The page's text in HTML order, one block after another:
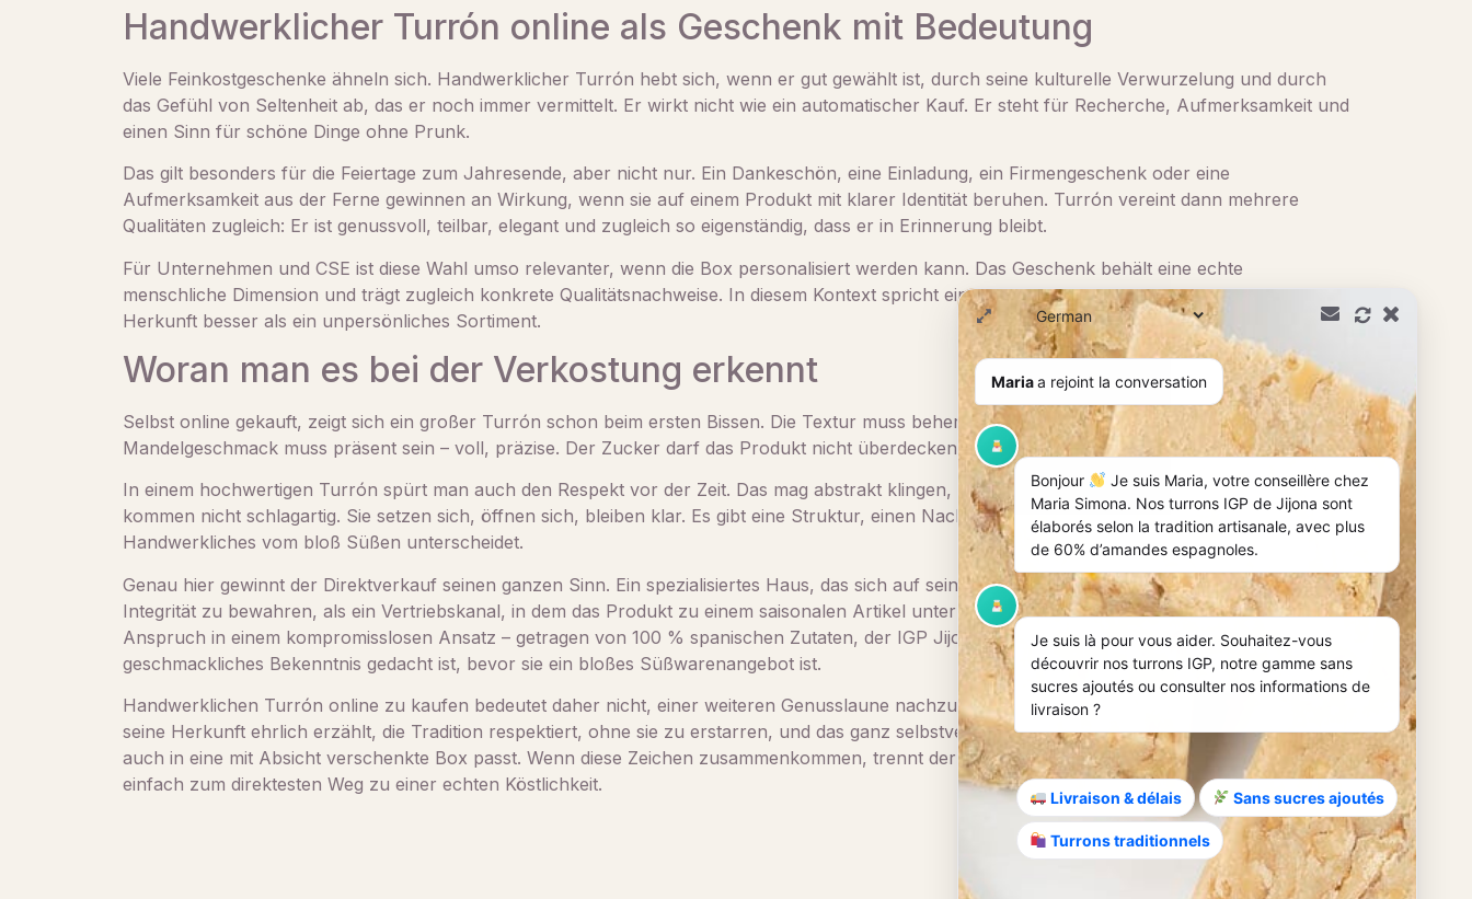
Handwerklicher Turrón online als Geschenk mit Bedeutung
Viele Feinkostgeschenke ähneln sich. Handwerklicher Turrón hebt sich, wenn er gut gewählt ist, durch seine kulturelle Verwurzelung und durch
das Gefühl von Seltenheit ab, das er noch immer vermittelt. Er wirkt nicht wie ein automatischer Kauf. Er steht für Recherche, Aufmerksamkeit und
einen Sinn für schöne Dinge ohne Prunk.
Das gilt besonders für die Feiertage zum Jahresende, aber nicht nur. Ein Dankeschön, eine Einladung, ein Firmengeschenk oder eine
Aufmerksamkeit aus der Ferne gewinnen an Wirkung, wenn sie auf einem Produkt mit klarer Identität beruhen. Turrón vereint dann mehrere
Qualitäten zugleich: Er ist genussvoll, teilbar, elegant und zugleich so eigenständig, dass er in Erinnerung bleibt.
Für Unternehmen und CSE ist diese Wahl umso relevanter, wenn die Box personalisiert werden kann. Das Geschenk behält eine echte
menschliche Dimension und trägt zugleich konkrete Qualitätsnachweise. In diesem Kontext spricht ein handwerkliches Produkt mit zertifizierter
Herkunft besser als ein unpersönliches Sortiment.
Woran man es bei der Verkostung erkennt
Selbst online gekauft, zeigt sich ein großer Turrón schon beim ersten Bissen. Die Textur muss beherrscht sein, niemals diffus. Der
Mandelgeschmack muss präsent sein – voll, präzise. Der Zucker darf das Produkt nicht überdecken, sondern sein Gleichgewicht tragen.
In einem hochwertigen Turrón spürt man auch den Respekt vor der Zeit. Das mag abstrakt klingen, ist am Gaumen aber sehr konkret. Die Aromen
kommen nicht schlagartig. Sie setzen sich, öffnen sich, bleiben klar. Es gibt eine Struktur, einen Nachhall, ein Gefühl von Stimmigkeit, das
Handwerkliches vom bloß Süßen unterscheidet.
Genau hier gewinnt der Direktverkauf seinen ganzen Sinn. Ein spezialisiertes Haus, das sich auf sein Können konzentriert, hat mehr Gründe, diese
Integrität zu bewahren, als ein Vertriebskanal, in dem das Produkt zu einem saisonalen Artikel unter vielen wird. Bei Maria Simona zeigt sich dieser
Anspruch in einem kompromisslosen Ansatz – getragen von 100 % spanischen Zutaten, der IGP Jijona und einer Herstellung, die als
geschmackliches Bekenntnis gedacht ist, bevor sie ein bloßes Süßwarenangebot ist.
Handwerklichen Turrón online zu kaufen bedeutet daher nicht, einer weiteren Genusslaune nachzugeben. Es heißt, ein Produkt zu wählen, das
seine Herkunft ehrlich erzählt, die Tradition respektiert, ohne sie zu erstarren, und das ganz selbstverständlich sowohl auf eine schöne Tafel als
auch in eine mit Absicht verschenkte Box passt. Wenn diese Zeichen zusammenkommen, trennt der Bildschirm nicht mehr vom Produkt. Er wird
einfach zum direktesten Weg zu einer echten Köstlichkeit.
Mariaa rejoint la conversation
Bonjour
Je suis Maria, votre conseillère chez
Maria Simona. Nos turrons IGP de Jijona sont
élaborés selon la tradition artisanale, avec plus
de 60% d’amandes espagnoles.
Je suis là pour vous aider. Souhaitez-vous
découvrir nos turrons IGP, notre gamme sans
sucres ajoutés ou consulter nos informations de
livraison ?
Livraison & délais Sans sucres ajoutés
Turrons traditionnels